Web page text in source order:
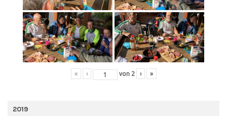
« ‹ von 2 › »
2019